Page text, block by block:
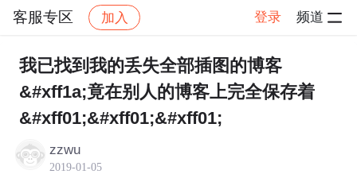
客服专区 加入 登录 频道
社区 客服专区 帖子详情
我已找到我的丢失全部插图的博客
&#xff1a;竟在别人的博客上完全保存着
&#xff01;&#xff01;&#xff01;
zzwu
2019-01-05